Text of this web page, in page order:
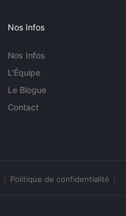
Nos Infos
Nos Infos
L'Équipe
Le Blogue
Contact
Politique de confidentialité